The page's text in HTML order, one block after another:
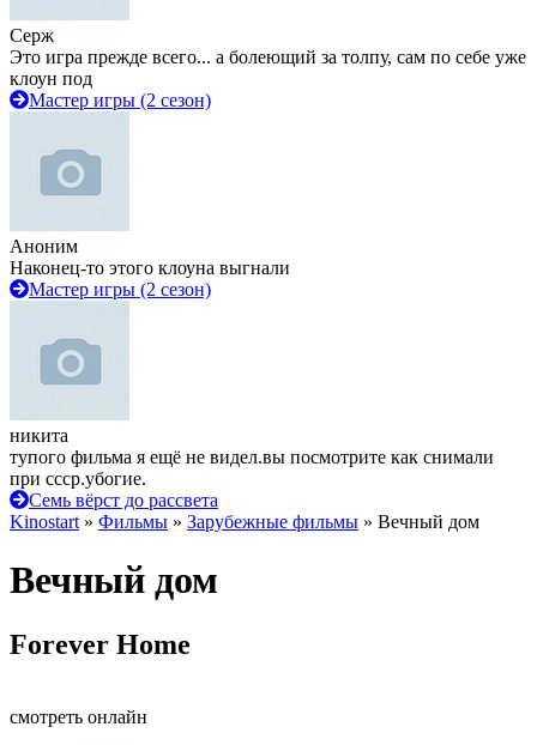
Серж
Это игра прежде всего... а болеющий за толпу, сам по себе уже
клоун под
Мастер игры (2 сезон)
Аноним
Наконец-то этого клоуна выгнали
Мастер игры (2 сезон)
никита
тупого фильма я ещё не видел.вы посмотрите как снимали
при ссср.убогие.
Семь вёрст до рассвета
Kinostart » Фильмы » Зарубежные фильмы » Вечный дом
Вечный дом
Forever Home
смотреть онлайн